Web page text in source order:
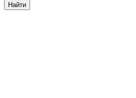
Найти